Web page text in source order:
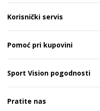
Korisnički servis
Pomoć pri kupovini
Sport Vision pogodnosti
Pratite nas